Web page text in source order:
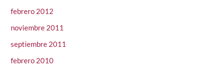
febrero 2012
noviembre 2011
septiembre 2011
febrero 2010